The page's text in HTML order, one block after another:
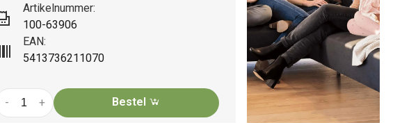
Artikelnummer:
100-63906
EAN:
5413736211070
+
- Bestel